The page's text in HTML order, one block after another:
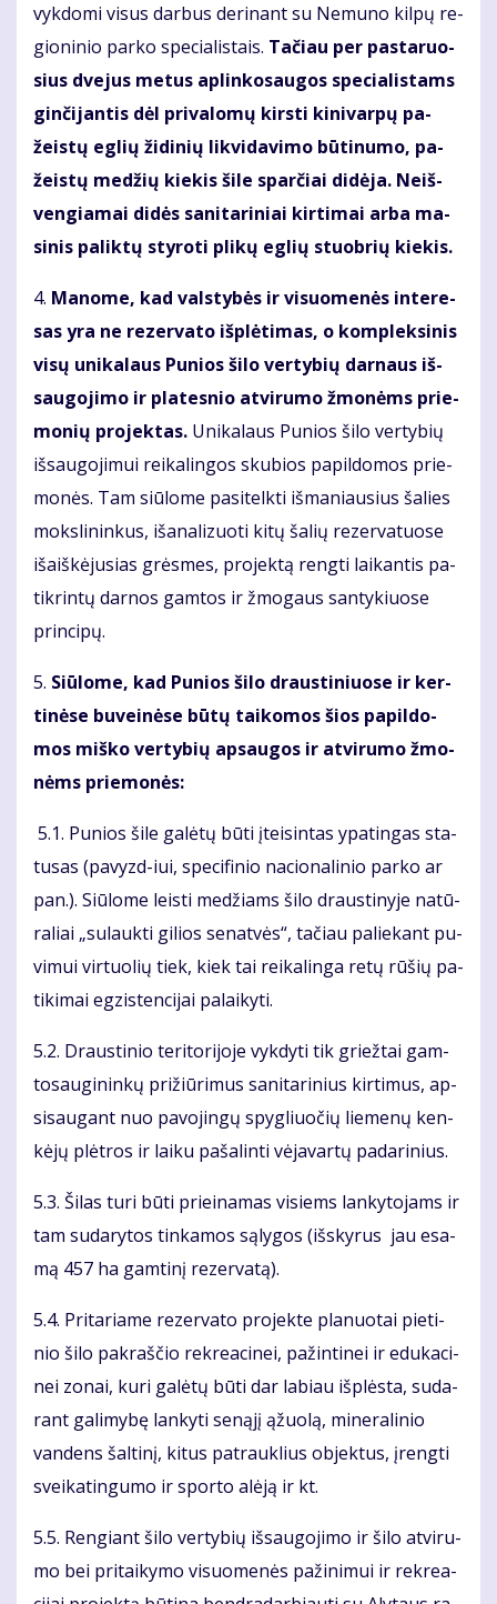
vyk­do­mi vi­sus dar­bus de­ri­nant su Ne­mu­no kil­pų re­
gio­ni­nio par­ko spe­cia­lis­tais. Tačiau per pas­ta­ruo­
sius dve­jus me­tus ap­lin­ko­sau­gos spe­cia­lis­tams
ginčijan­tis dėl pri­va­lo­mų kirs­ti ki­ni­var­pų pa­
žeis­tų eg­lių ži­di­nių lik­vi­da­vi­mo bū­ti­nu­mo, pa­
žeis­tų me­džių kie­kis ši­le sparčiai di­dė­ja. Ne­iš­
ven­gia­mai di­dės sa­ni­ta­ri­niai kir­ti­mai ar­ba ma­
si­nis pa­lik­tų sty­ro­ti pli­kų eg­lių stuob­rių kie­kis.
4. Ma­no­me, kad vals­ty­bės ir vi­suo­me­nės in­te­re­
sas yra ne re­zer­va­to iš­plė­ti­mas, o kom­plek­si­nis
vi­sų uni­ka­laus Pu­nios ši­lo ver­ty­bių dar­naus iš­
sau­go­ji­mo ir pla­tes­nio at­vi­ru­mo žmo­nėms prie­
mo­nių pro­jek­tas. Uni­ka­laus Pu­nios ši­lo ver­ty­bių
iš­sau­go­ji­mui rei­ka­lin­gos sku­bios pa­pil­do­mos prie­
mo­nės. Tam siū­lo­me pa­si­telk­ti iš­ma­niau­sius ša­lies
moks­li­nin­kus, iš­ana­li­zuo­ti ki­tų ša­lių re­zer­va­tuo­se
iš­aiš­kė­ju­sias grės­mes, pro­jek­tą reng­ti lai­kan­tis pa­
tik­rin­tų dar­nos gam­tos ir žmo­gaus san­ty­kiuo­se
prin­ci­pų.
5. Siū­lo­me, kad Pu­nios ši­lo draus­ti­niuo­se ir ker­
ti­nė­se bu­vei­nė­se bū­tų tai­ko­mos šios pa­pil­do­
mos miš­ko ver­ty­bių ap­sau­gos ir at­vi­ru­mo žmo­
nėms prie­mo­nės:
5.1. Pu­nios ši­le ga­lė­tų bū­ti įtei­sin­tas ypa­tin­gas sta­
tu­sas (pa­vyzd-iui, spe­ci­fi­nio na­cio­na­li­nio par­ko ar
pan.). Siū­lo­me leis­ti me­džiams ši­lo draus­ti­ny­je na­tū­
ra­liai „su­lauk­ti gi­lios se­nat­vės“, ta­čiau pa­lie­kant pu­
vi­mui vir­tuo­lių tiek, kiek tai rei­ka­lin­ga re­tų rū­šių pa­
ti­ki­mai eg­zis­ten­ci­jai pa­lai­ky­ti.
5.2. Draus­ti­nio te­ri­to­ri­jo­je vyk­dy­ti tik griež­tai gam­
to­sau­gi­nin­kų pri­žiū­ri­mus sa­ni­ta­ri­nius kir­ti­mus, ap­
si­sau­gant nuo pa­vo­jin­gų spyg­liuo­čių lie­me­nų ken­
kė­jų plėt­ros ir lai­ku pa­ša­lin­ti vė­ja­var­tų pa­da­ri­nius.
5.3. Ši­las tu­ri bū­ti pri­ei­na­mas vi­siems lan­ky­to­jams ir
tam su­da­ry­tos tin­ka­mos są­ly­gos (iš­sky­rus jau esa­
mą 457 ha gam­ti­nį re­zer­va­tą).
5.4. Pri­ta­ria­me re­zer­va­to pro­jek­te pla­nuo­tai pie­ti­
nio ši­lo pa­kraš­čio rek­re­a­ci­nei, pa­žin­ti­nei ir edu­ka­ci­
nei zo­nai, ku­ri ga­lė­tų bū­ti dar la­biau iš­plės­ta, su­da­
rant ga­li­my­bę lan­ky­ti se­ną­jį ąžuo­lą, mi­ne­ra­li­nio
van­dens šal­ti­nį, ki­tus pa­trauk­lius ob­jek­tus, įreng­ti
svei­ka­tin­gu­mo ir spor­to alė­ją ir kt.
5.5. Ren­giant ši­lo ver­ty­bių iš­sau­go­ji­mo ir ši­lo at­vi­ru­
mo bei pri­tai­ky­mo vi­suo­me­nės pa­ži­ni­mui ir rek­re­a­